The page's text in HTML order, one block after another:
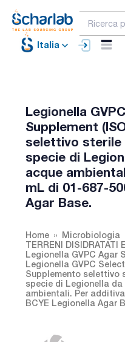
Italia
Legionella
Supplement
selettivo sterile
specie di
acque
mL di 01-687-
Agar Base.
Home
Microbiologia
TERRENI DISIDRATATI
Legionella GVPC Agar
Legionella GVPC
Supplemento selettivo
specie di Legionella
ambientali. Per
BCYE Legionella Agar